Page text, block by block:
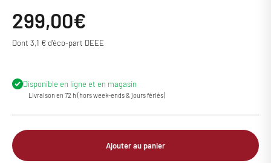
Prix de vente
299,00€
Dont 3,1 € d'éco-part DEEE
Disponible en ligne et en magasin
Livraison en 72 h (hors week-ends & jours fériés)
Ajouter au panier